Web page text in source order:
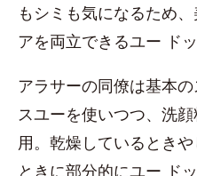
もシミも気になるため
アを両立できるユー ド
アラサーの同僚は基本
スユーを使いつつ、洗
用。乾燥しているとき
ときに部分的にユー ド